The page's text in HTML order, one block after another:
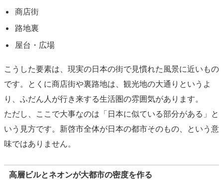
商店街
路地裏
屋台・広場
こうした要素は、現実の日本の街で見慣れた風景に近いもの
です。とくに商店街や裏路地は、観光地の大通りというよ
り、ふだん人が行き来する生活圏の雰囲気があります。
ただし、ここで大事なのは「日本に似ている部分がある」と
いう見方です。新啓市全体が日本の都市そのもの、という意
味ではありません。
高層ビルとネオンが大都市の密度を作る